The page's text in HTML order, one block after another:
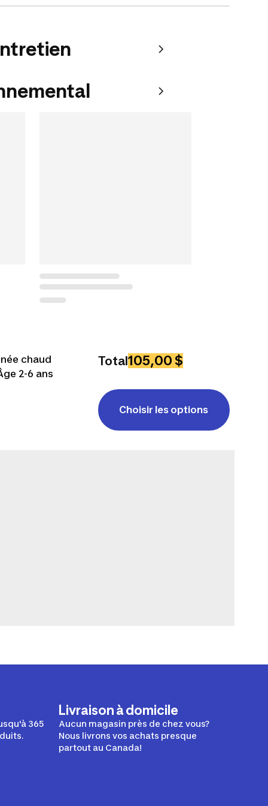
chaud
2-6 ans
Total105,00 $
Choisir les options
365
Livraison à domicile
Aucun magasin près de chez vous?
Nous livrons vos achats presque
partout au Canada!